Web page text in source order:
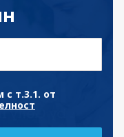
с т.3.1. от